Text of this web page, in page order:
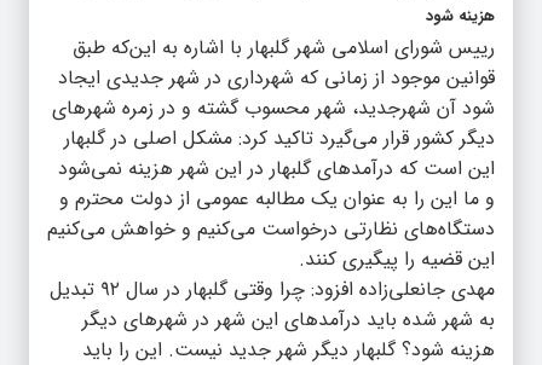
هزینه شود
رییس شورای اسلامی شهر گلبهار با اشاره به این‌که طبق
قوانین موجود از زمانی که شهرداری در شهر جدیدی ایجاد
شود آن شهرجدید، شهر محسوب گشته و در زمره شهرهای
دیگر کشور قرار می‌گیرد تاکید کرد: مشکل اصلی در گلبهار
این‌ است که درآمدهای گلبهار در این شهر هزینه نمی‌شود
و ما این را به عنوان یک مطالبه عمومی از دولت محترم و
دستگاه‌های نظارتی درخواست می‌کنیم و خواهش می‌کنیم
این قضیه را پیگیری کنند.
مهدی جانعلی‌زاده افزود: چرا وقتی گلبهار در سال ۹۲ تبدیل
به شهر شده باید درآمدهای این شهر در شهرهای دیگر
هزینه شود؟ گلبهار دیگر شهر جدید نیست. این را باید